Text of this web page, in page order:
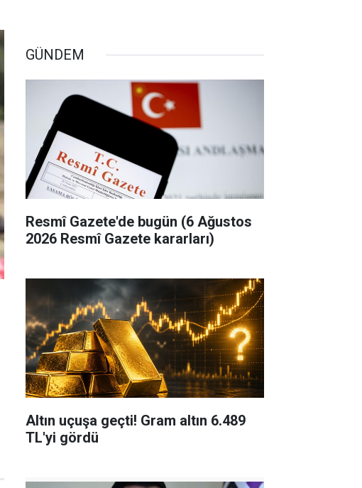
GÜNDEM
Resmî Gazete'de bugün (6 Ağustos
2026 Resmî Gazete kararları)
Altın uçuşa geçti! Gram altın 6.489
TL'yi gördü